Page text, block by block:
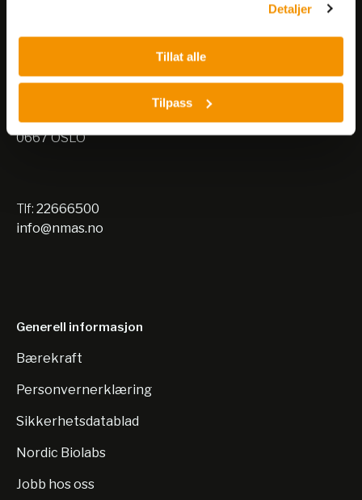
Detaljer
Tillat alle
Tilpass
Besøksadresse:
0667 OSLO
Nils Hansens vei 10
0667 OSLO
Tlf: 22666500
info@nmas.no
Generell informasjon
Bærekraft
Personvernerklæring
Sikkerhetsdatablad
Nordic Biolabs
Jobb hos oss